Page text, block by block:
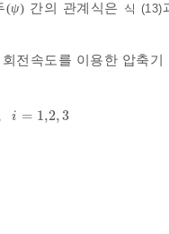
(ψ) 간의 관계식은 식 (13)
전속도를 이용한 압축
i = 1,2,3
2 M, i=1,2